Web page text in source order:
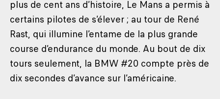
plus de cent ans d’histoire, Le Mans a permis à
certains pilotes de s’élever ; au tour de René
Rast, qui illumine l’entame de la plus grande
course d’endurance du monde. Au bout de dix
tours seulement, la BMW #20 compte près de
dix secondes d’avance sur l’américaine.